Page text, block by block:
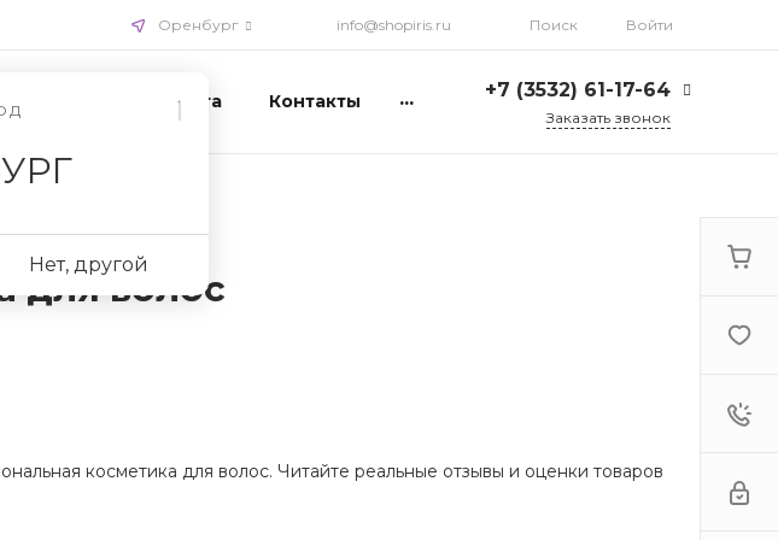
Оренбург
Нет, другой
info@shopiris.ru Поиск Войти
Доставка и оплата Контакты ... +7 (3532) 61-17-64
+7 (922) 841-83-98
Заказать звонок
для волос
косметика для волос. Читайте реальные отзывы и оценки товаров